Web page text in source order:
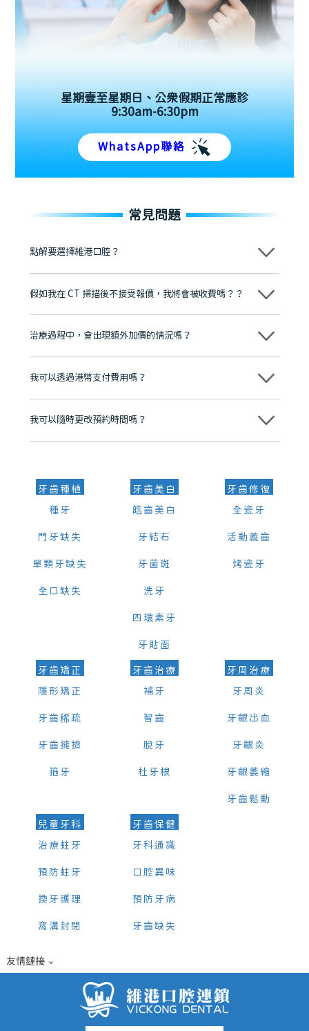
星期壹至星期日、公眾假期正常應診
9:30am-6:30pm
WhatsApp聯絡
常見問題
點解要選擇維港口腔？
維港口腔踐行「醫道濟世」的大學校訓，各分院匯聚來自香港、內地的
牌」、「2025香港企業領袖品牌」，是諾貝爾種植系統全球放心植牙中
至今已服務超過三十個國家和地區的顧客，受到粵港澳大灣區及周邊城
市市民極高的口碑評價及信任推薦 珠海、深圳設有八大分院，香港亦設
有咨詢及服務保障中心，有任何問題都可以隨時預約免費咨詢，讓人十
假如我在 CT 掃描後不接受報價，我將會被收費嗎？？
不會！只要未開始實際服務之前，你不會被收取任何費用。
治療過程中，會出現額外加價的情況嗎？
不會，治療前我們會詳細說明治療方案及對應的價錢，顧客同意並簽字
我可以透過港幣支付費用嗎？
可以。維港口腔會按照當日匯率轉算收取費用，而匯率會及時告知客人
我可以隨時更改預約時間嗎？
可以，請盡早通過wechat或whatsapp聯絡我們，告知我們你原本預約
牙齒種植
種牙
門牙缺失
單顆牙缺失
全口缺失
牙齒美白
皓齒美白
牙結石
牙菌斑
洗牙
四環素牙
牙貼面
牙齒修復
全瓷牙
活動義齒
烤瓷牙
牙齒矯正
隱形矯正
牙齒稀疏
牙齒擁擠
箍牙
牙齒治療
補牙
智齒
脫牙
杜牙根
牙周治療
牙周炎
牙齦出血
牙齦炎
牙齦萎縮
牙齒鬆動
兒童牙科
治療蛀牙
預防蛀牙
換牙護理
窩溝封閉
牙齒保健
牙科通識
口腔異味
預防牙病
牙齒缺失
友情鏈接